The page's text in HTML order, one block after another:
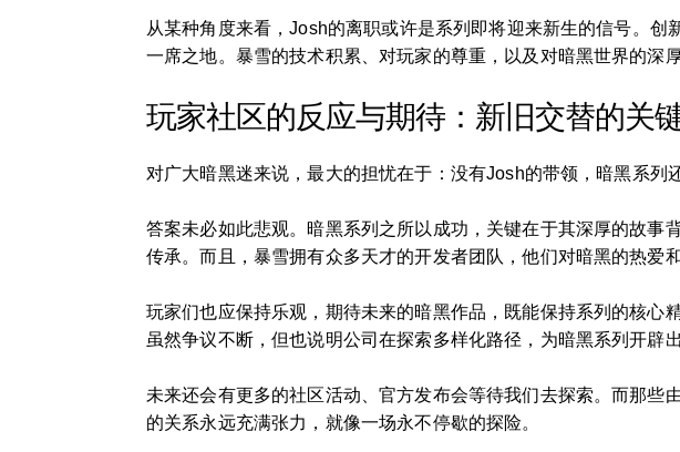
从某种角度来看，Josh的离职或许是系列即将迎来新生的信号。
一席之地。暴雪的技术积累、对玩家的尊重，以及对暗黑世界的深
玩家社区的反应与期待：新旧交替的关
对广大暗黑迷来说，最大的担忧在于：没有Josh的带领，暗黑系
答案未必如此悲观。暗黑系列之所以成功，关键在于其深厚的故事
传承。而且，暴雪拥有众多天才的开发者团队，他们对暗黑的热爱
玩家们也应保持乐观，期待未来的暗黑作品，既能保持系列的核心
虽然争议不断，但也说明公司在探索多样化路径，为暗黑系列开辟
未来还会有更多的社区活动、官方发布会等待我们去探索。而那
的关系永远充满张力，就像一场永不停歇的探险。